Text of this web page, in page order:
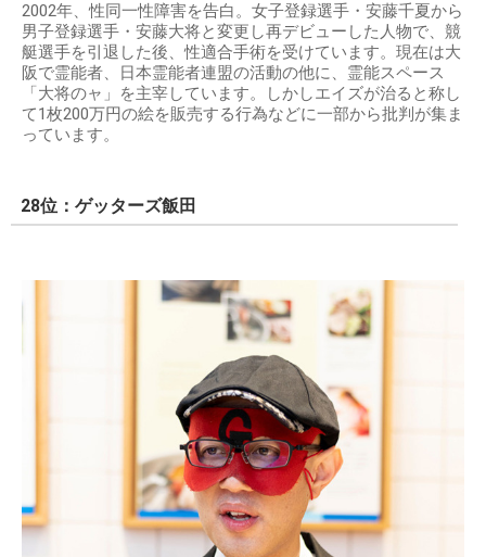
2002年、性同一性障害を告白。女子登録選手・安藤千夏から
男子登録選手・安藤大将と変更し再デビューした人物で、競
艇選手を引退した後、性適合手術を受けています。現在は大
阪で霊能者、日本霊能者連盟の活動の他に、霊能スペース
「大将のャ」を主宰しています。しかしエイズが治ると称し
て1枚200万円の絵を販売する行為などに一部から批判が集ま
っています。
28位：ゲッターズ飯田